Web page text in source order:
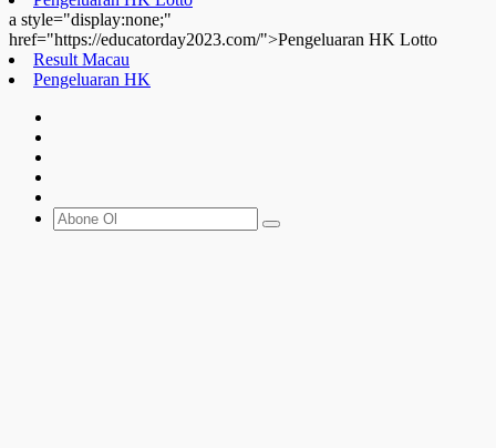
a style="display:none;"
href="https://educatorday2023.com/">Pengeluaran HK Lotto
Result Macau
Pengeluaran HK